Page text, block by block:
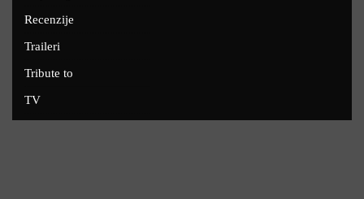
Recenzije
Traileri
Tribute to
TV